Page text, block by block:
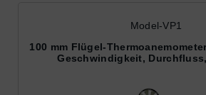
Model-VP1
100 mm Flügel-
Geschwindigkeit,